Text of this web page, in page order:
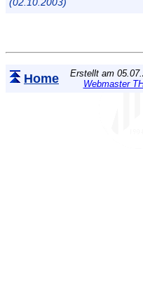
Home
Erstellt am
Webmaster